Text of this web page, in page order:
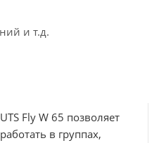
и т.д.
UTS Fly W 65 позволяет
работать в группах,